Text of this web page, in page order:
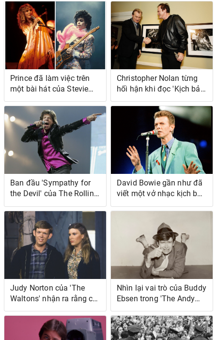
giành được giải Grammy
trước Zep
Prince đã làm việc trên
một bài hát của Stevie
Nicks trong một giờ và
kiếm được một nửa số
tiền bản quyền
Christopher Nolan từng
hối hận khi đọc 'Kịch bản
tiểu thuyết Pulp' của
Quentin Tarantino
Ban đầu 'Sympathy for
the Devil' của The Rolling
Stones giống như nhạc
Brazil
David Bowie gần như đã
viết một vở nhạc kịch bao
gồm các bài hát giả của
Judy Norton của 'The
Waltons' nhận ra rằng cô
ấy đôi khi là 'một thằng
nhóc' khi quay chương
Nhìn lại vai trò của Buddy
Ebsen trong 'The Andy
Griffith Show'